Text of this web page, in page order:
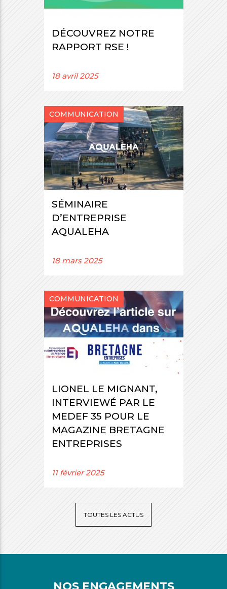
DÉCOUVREZ NOTRE
RAPPORT RSE !
18 avril 2025
COMMUNICATION
SÉMINAIRE
D’ENTREPRISE
AQUALEHA
18 mars 2025
COMMUNICATION
LIONEL LE MIGNANT,
INTERVIEWÉ PAR LE
MEDEF 35 POUR LE
MAGAZINE BRETAGNE
ENTREPRISES
11 février 2025
TOUTES LES ACTUS